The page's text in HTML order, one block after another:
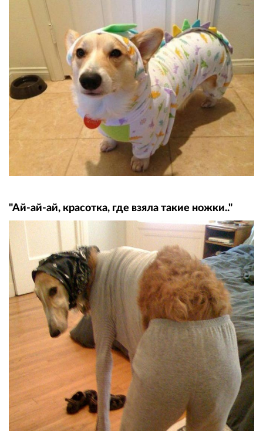
"Ай-ай-ай, красотка, где взяла такие ножки.."